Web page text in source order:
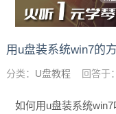
用u盘装系统win7的
分类： U盘教程 回答于
如何用u盘装系统